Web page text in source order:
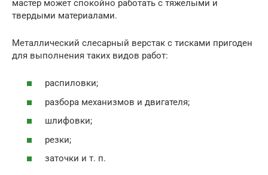
мастер может спокойно работать с тяжелыми и
твердыми материалами.
Металлический слесарный верстак с тисками пригоден
для выполнения таких видов работ:
распиловки;
разбора механизмов и двигателя;
шлифовки;
резки;
заточки и т. п.